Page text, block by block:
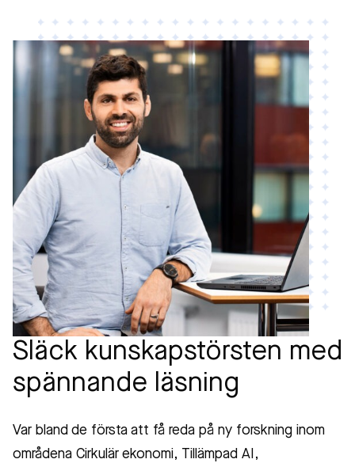
Släck kunskapstörsten med
spännande läsning
Var bland de första att få reda på ny forskning inom
områdena Cirkulär ekonomi, Tillämpad AI,